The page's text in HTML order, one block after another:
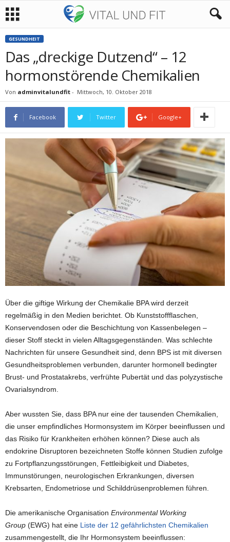
GESUNDHEIT
Das „dreckige Dutzend“ – 12
hormonstörende Chemikalien
Von adminvitalundfit - Mittwoch, 10. Oktober 2018
Facebook Twitter Google+
Über die giftige Wirkung der Chemikalie BPA wird derzeit
regelmäßig in den Medien berichtet. Ob Kunststoffflaschen,
Konservendosen oder die Beschichtung von Kassenbelegen –
dieser Stoff steckt in vielen Alltagsgegenständen. Was schlechte
Nachrichten für unsere Gesundheit sind, denn BPS ist mit diversen
Gesundheitsproblemen verbunden, darunter hormonell bedingter
Brust- und Prostatakrebs, verfrühte Pubertät und das polyzystische
Ovarialsyndrom.
Aber wussten Sie, dass BPA nur eine der tausenden Chemikalien,
die unser empfindliches Hormonsystem im Körper beeinflussen und
das Risiko für Krankheiten erhöhen können? Diese auch als
endokrine Disruptoren bezeichneten Stoffe können Studien zufolge
zu Fortpflanzungsstörungen, Fettleibigkeit und Diabetes,
Immunstörungen, neurologischen Erkrankungen, diversen
Krebsarten, Endometriose und Schilddrüsenproblemen führen.
Die amerikanische Organisation Environmental Working
Group (EWG) hat eine Liste der 12 gefährlichsten Chemikalien
zusammengestellt, die Ihr Hormonsystem beeinflussen: